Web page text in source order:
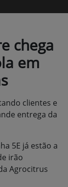
chega
em
clientes e
entrega da
5E já estão a
irão
Agrocitrus